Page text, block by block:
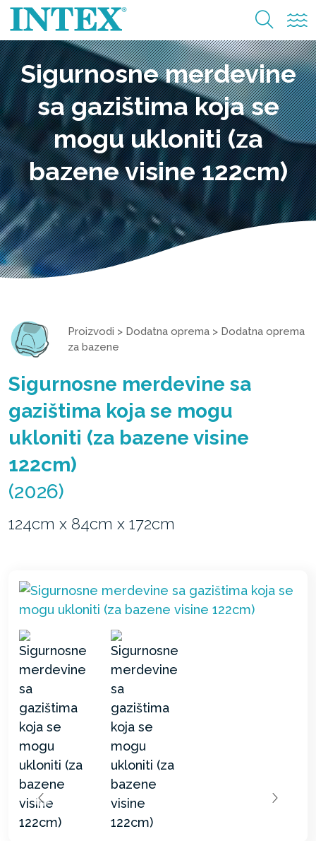
Sigurnosne merdevine
sa gazištima koja se
mogu ukloniti (za
bazene visine 122cm)
Proizvodi > Dodatna oprema > Dodatna oprema
za bazene
Sigurnosne merdevine sa
gazištima koja se mogu
ukloniti (za bazene visine
122cm)
(2026)
124cm x 84cm x 172cm